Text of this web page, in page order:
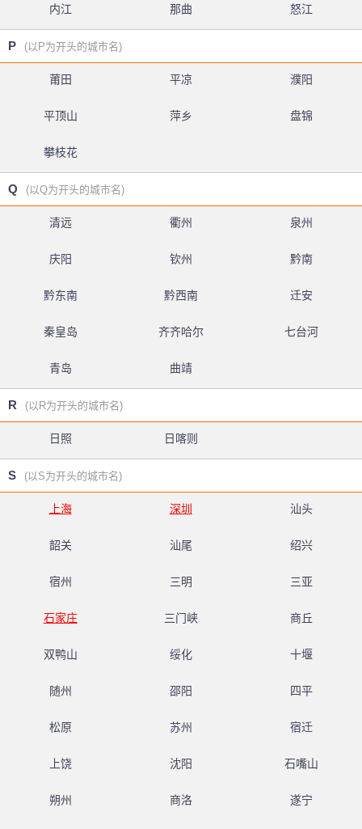
内江 那曲 怒江
P (以P为开头的城市名)
莆田 平凉 濮阳
平顶山 萍乡 盘锦
攀枝花
Q (以Q为开头的城市名)
清远 衢州 泉州
庆阳 钦州 黔南
黔东南 黔西南 迁安
秦皇岛 齐齐哈尔 七台河
青岛 曲靖
R (以R为开头的城市名)
日照 日喀则
S (以S为开头的城市名)
上海 深圳 汕头
韶关 汕尾 绍兴
宿州 三明 三亚
石家庄 三门峡 商丘
双鸭山 绥化 十堰
随州 邵阳 四平
松原 苏州 宿迁
上饶 沈阳 石嘴山
朔州 商洛 遂宁